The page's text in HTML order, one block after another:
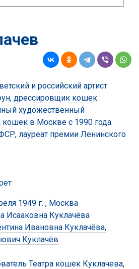
и российский артист
дрессировщик кошек.
художественный
кошек в Москве с 1990 года.
лауреат премии Ленинского
1949 г. , Москва
Исааковна Куклачёва
Ивановна Куклачёва,
Куклачёв
Театра кошек Куклачева,